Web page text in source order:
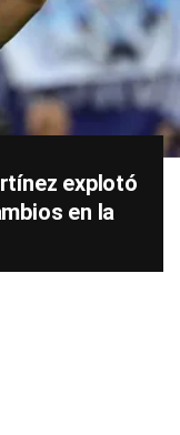
explotó
en la